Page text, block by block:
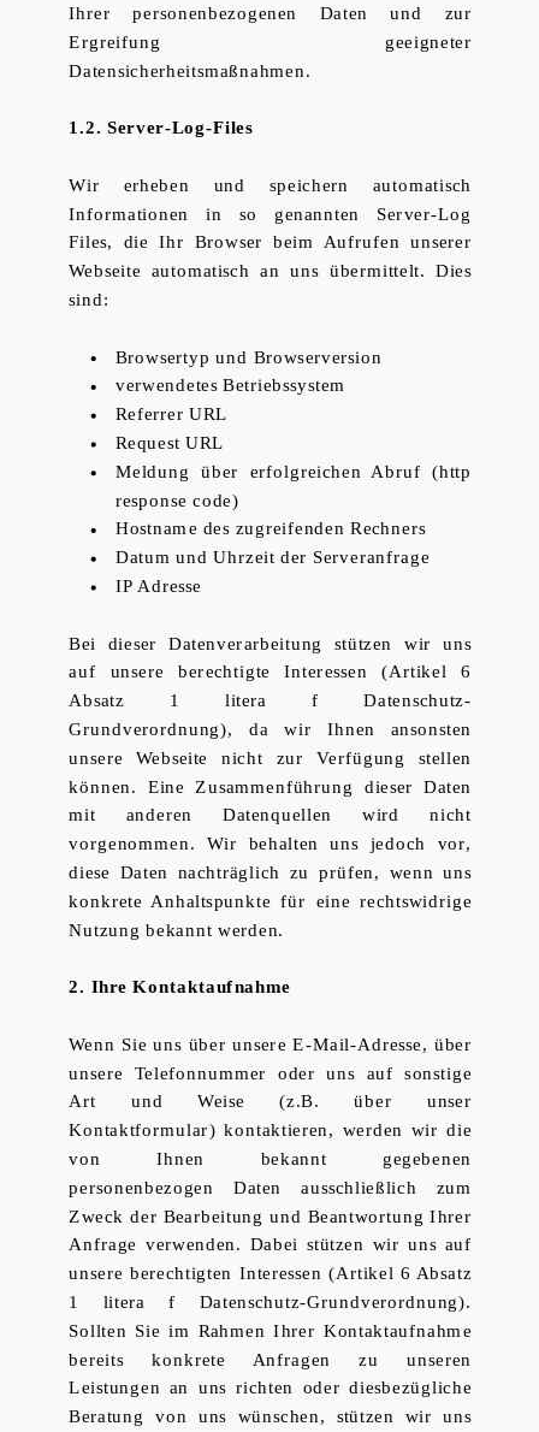
Ihrer personenbezogenen Daten und zur
Ergreifung geeigneter
Datensicherheitsmaßnahmen.
1.2. Server-Log-Files
Wir erheben und speichern automatisch
Informationen in so genannten Server-Log
Files, die Ihr Browser beim Aufrufen unserer
Webseite automatisch an uns übermittelt. Dies
sind:
Browsertyp und Browserversion
verwendetes Betriebssystem
Referrer URL
Request URL
Meldung über erfolgreichen Abruf (http
response code)
Hostname des zugreifenden Rechners
Datum und Uhrzeit der Serveranfrage
IP Adresse
Bei dieser Datenverarbeitung stützen wir uns
auf unsere berechtigte Interessen (Artikel 6
Absatz 1 litera f Datenschutz-
Grundverordnung), da wir Ihnen ansonsten
unsere Webseite nicht zur Verfügung stellen
können. Eine Zusammenführung dieser Daten
mit anderen Datenquellen wird nicht
vorgenommen. Wir behalten uns jedoch vor,
diese Daten nachträglich zu prüfen, wenn uns
konkrete Anhaltspunkte für eine rechtswidrige
Nutzung bekannt werden.
2. Ihre Kontaktaufnahme
Wenn Sie uns über unsere E-Mail-Adresse, über
unsere Telefonnummer oder uns auf sonstige
Art und Weise (z.B. über unser
Kontaktformular) kontaktieren, werden wir die
von Ihnen bekannt gegebenen
personenbezogen Daten ausschließlich zum
Zweck der Bearbeitung und Beantwortung Ihrer
Anfrage verwenden. Dabei stützen wir uns auf
unsere berechtigten Interessen (Artikel 6 Absatz
1 litera f Datenschutz-Grundverordnung).
Sollten Sie im Rahmen Ihrer Kontaktaufnahme
bereits konkrete Anfragen zu unseren
Leistungen an uns richten oder diesbezügliche
Beratung von uns wünschen, stützen wir uns